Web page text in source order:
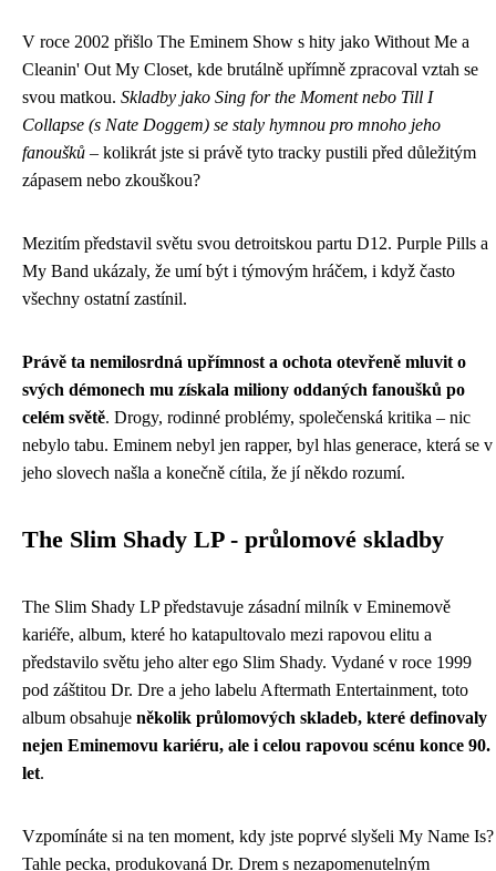
V roce 2002 přišlo The Eminem Show s hity jako Without Me a
Cleanin' Out My Closet, kde brutálně upřímně zpracoval vztah se
svou matkou. Skladby jako Sing for the Moment nebo Till I
Collapse (s Nate Doggem) se staly hymnou pro mnoho jeho
fanoušků – kolikrát jste si právě tyto tracky pustili před důležitým
zápasem nebo zkouškou?
Mezitím představil světu svou detroitskou partu D12. Purple Pills a
My Band ukázaly, že umí být i týmovým hráčem, i když často
všechny ostatní zastínil.
Právě ta nemilosrdná upřímnost a ochota otevřeně mluvit o
svých démonech mu získala miliony oddaných fanoušků po
celém světě. Drogy, rodinné problémy, společenská kritika – nic
nebylo tabu. Eminem nebyl jen rapper, byl hlas generace, která se v
jeho slovech našla a konečně cítila, že jí někdo rozumí.
The Slim Shady LP - průlomové skladby
The Slim Shady LP představuje zásadní milník v Eminemově
kariéře, album, které ho katapultovalo mezi rapovou elitu a
představilo světu jeho alter ego Slim Shady. Vydané v roce 1999
pod záštitou Dr. Dre a jeho labelu Aftermath Entertainment, toto
album obsahuje několik průlomových skladeb, které definovaly
nejen Eminemovu kariéru, ale i celou rapovou scénu konce 90.
let.
Vzpomínáte si na ten moment, kdy jste poprvé slyšeli My Name Is?
Tahle pecka, produkovaná Dr. Drem s nezapomenutelným